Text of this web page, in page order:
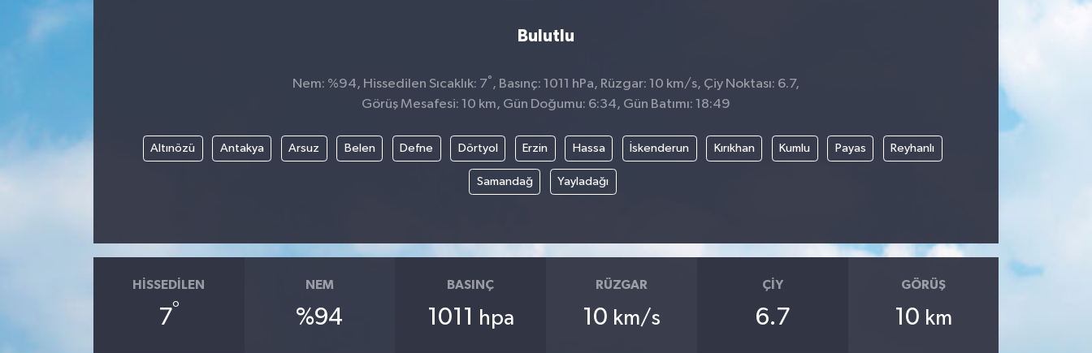
Bulutlu
Nem: %94, Hissedilen Sıcaklık: 7° , Basınç: 1011 hPa, Rüzgar: 10 km/s, Çiy Noktası: 6.7,
Görüş Mesafesi: 10 km, Gün Doğumu: 6:34, Gün Batımı: 18:49
Altınözü Antakya Arsuz Belen Defne Dörtyol Erzin Hassa İskenderun Kırıkhan Kumlu Payas Reyhanlı
Samandağ Yayladağı
HISSEDILEN
7°
NEM
%94
BASINÇ
1011 hpa
RÜZGAR
10 km/s
ÇIY
6.7
GÖRÜŞ
10 km